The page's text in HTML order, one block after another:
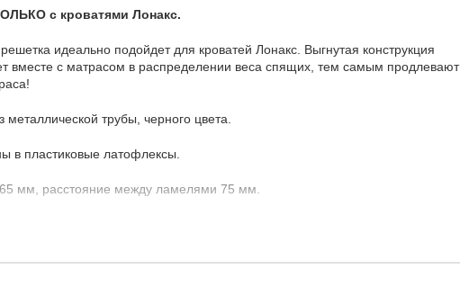
с кроватями Лонакс.
идеально подойдет для кроватей Лонакс. Выгнутая конструкция
вместе с матрасом в распределении веса спящих, тем самым продлевают
металлической трубы, черного цвета.
в пластиковые латофлексы.
мм, расстояние между ламелями 75 мм.